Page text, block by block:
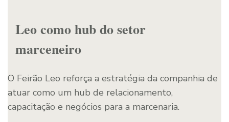
Leo como hub do setor
marceneiro
O Feirão Leo reforça a estratégia da companhia de
atuar como um hub de relacionamento,
capacitação e negócios para a marcenaria.